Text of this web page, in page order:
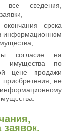
сведения,
срока
в информационном
согласие на
имущества по
цене продажи
не
заявок.